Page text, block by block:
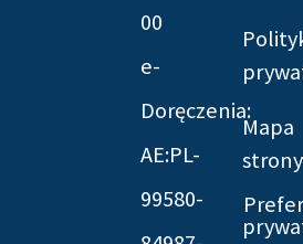
00
e-
Doręczenia:
AE:PL-
99580-
Mapa
strony